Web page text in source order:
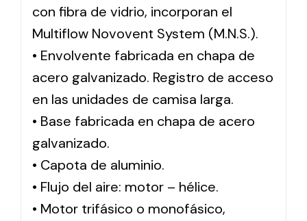
con fibra de vidrio, incorporan el
Multiflow Novovent System (M.N.S.).
• Envolvente fabricada en chapa de
acero galvanizado. Registro de acceso
en las unidades de camisa larga.
• Base fabricada en chapa de acero
galvanizado.
• Capota de aluminio.
• Flujo del aire: motor – hélice.
• Motor trifásico o monofásico,